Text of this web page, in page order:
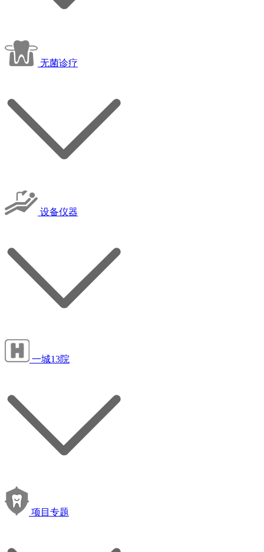
无菌诊疗
设备仪器
一城13院
项目专题